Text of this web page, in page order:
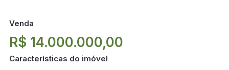
Venda
R$ 14.000.000,00
Características do imóvel